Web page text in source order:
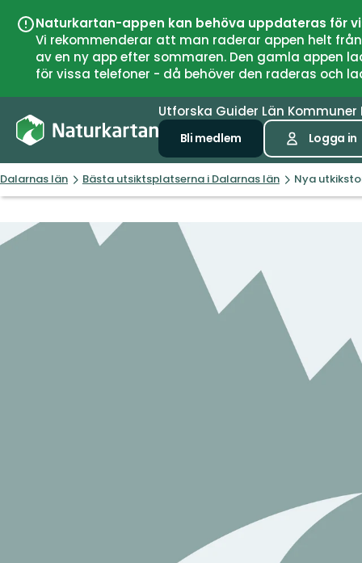
Naturkartan-appen kan behöva uppdateras för
Vi rekommenderar att man raderar appen helt
av en ny app efter sommaren. Den gamla
för vissa telefoner - då behöver den raderas och
Utforska Guider Län Kommuner
Bli medlem Logga in
Dalarnas län Bästa utsiktsplatserna i Dalarnas län Nya